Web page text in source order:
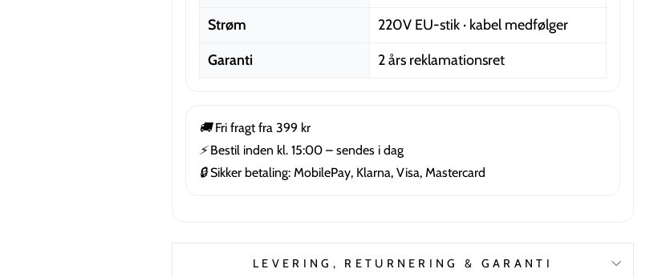
Strøm
220V EU-stik · kabel medfølger
Garanti
2 års reklamationsret
🚚Fri fragt fra 399 kr
⚡Bestil inden kl. 15:00 – sendes i dag
🔒Sikker betaling: MobilePay, Klarna, Visa, Mastercard
LEVERING, RETURNERING & GARANTI